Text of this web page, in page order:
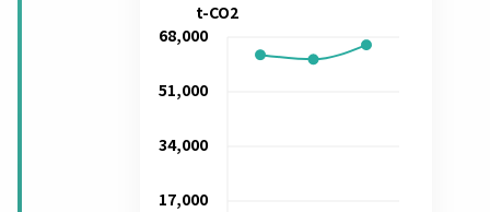
17,000
34,000
51,000
68,000
t-CO2